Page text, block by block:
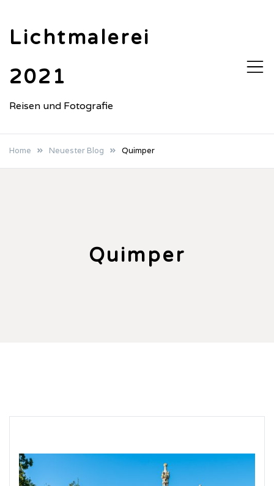
content
Lichtmalerei
2021
Reisen und Fotografie
Home Neuester Blog Quimper
Quimper